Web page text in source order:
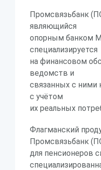
Промсвязьбанк
являющийся
опорным банком
специализируется
на финансовом
ведомств и
связанных с ними
с учётом
их реальных
Флагманский
Промсвязьбанк
для пенсионеров